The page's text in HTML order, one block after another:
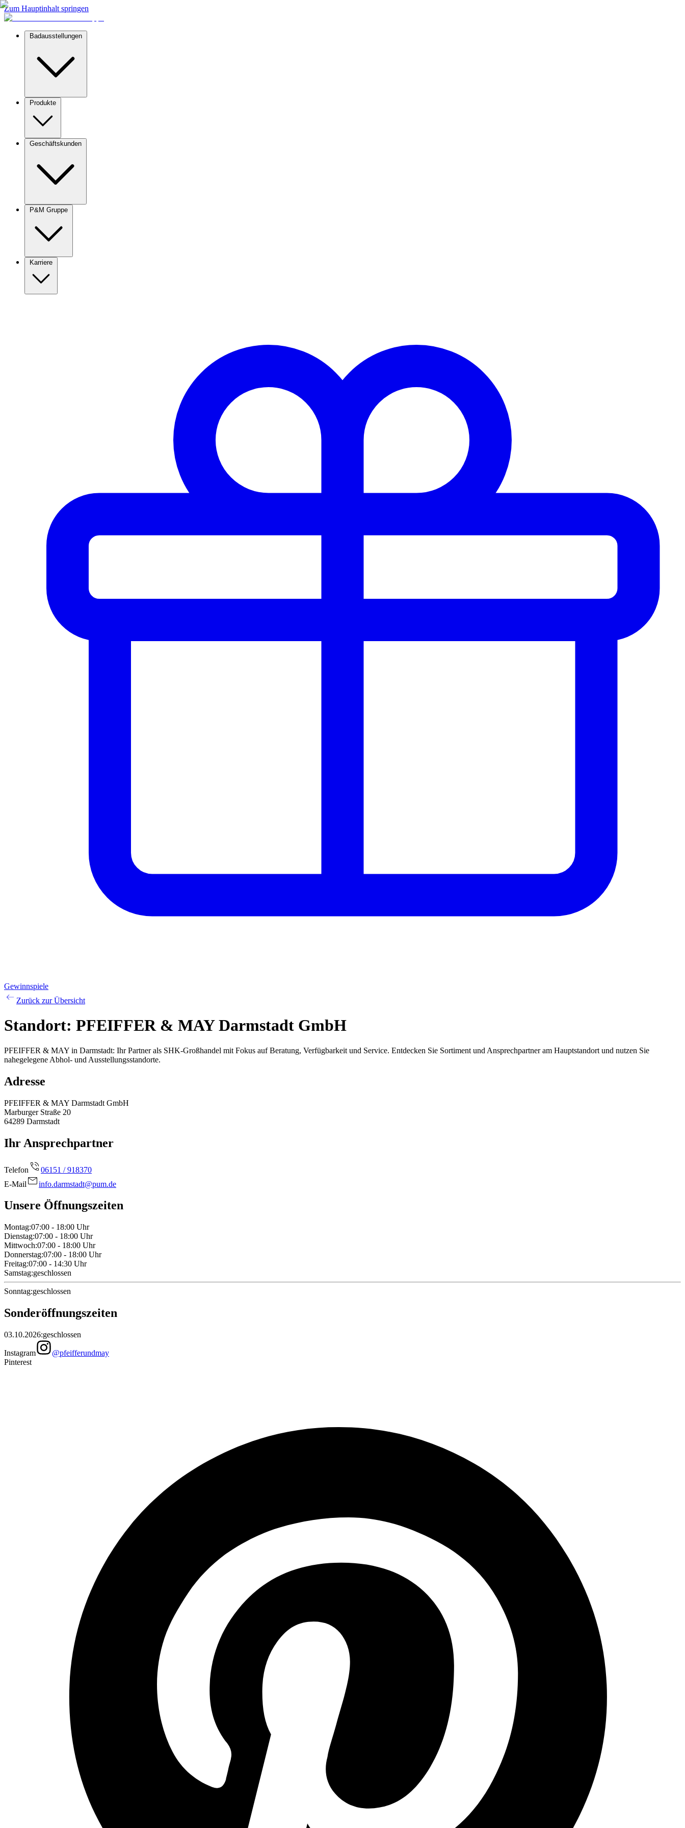
Zum Hauptinhalt springen
Badausstellungen
Produkte
Geschäftskunden
P&M Gruppe
Karriere
Gewinnspiele
Zurück zur Übersicht
Standort: PFEIFFER & MAY Darmstadt GmbH
PFEIFFER & MAY in Darmstadt: Ihr Partner als SHK-Großhandel mit Fokus auf Beratung, Verfügbarkeit und Service. Entdecken Sie Sortiment und Ansprechpartner am Hauptstandort und nutzen Sie
nahegelegene Abhol- und Ausstellungsstandorte.
Adresse
PFEIFFER & MAY Darmstadt GmbH
Marburger Straße 20
64289 Darmstadt
Ihr Ansprechpartner
Telefon
06151 / 918370
E-Mail
info.darmstadt@pum.de
Unsere Öffnungszeiten
Montag:07:00 - 18:00 Uhr
Dienstag:07:00 - 18:00 Uhr
Mittwoch:07:00 - 18:00 Uhr
Donnerstag:07:00 - 18:00 Uhr
Freitag:07:00 - 14:30 Uhr
Samstag:geschlossen
Sonntag:geschlossen
Sonderöffnungszeiten
03.10.2026:geschlossen
Instagram
@pfeifferundmay
Pinterest